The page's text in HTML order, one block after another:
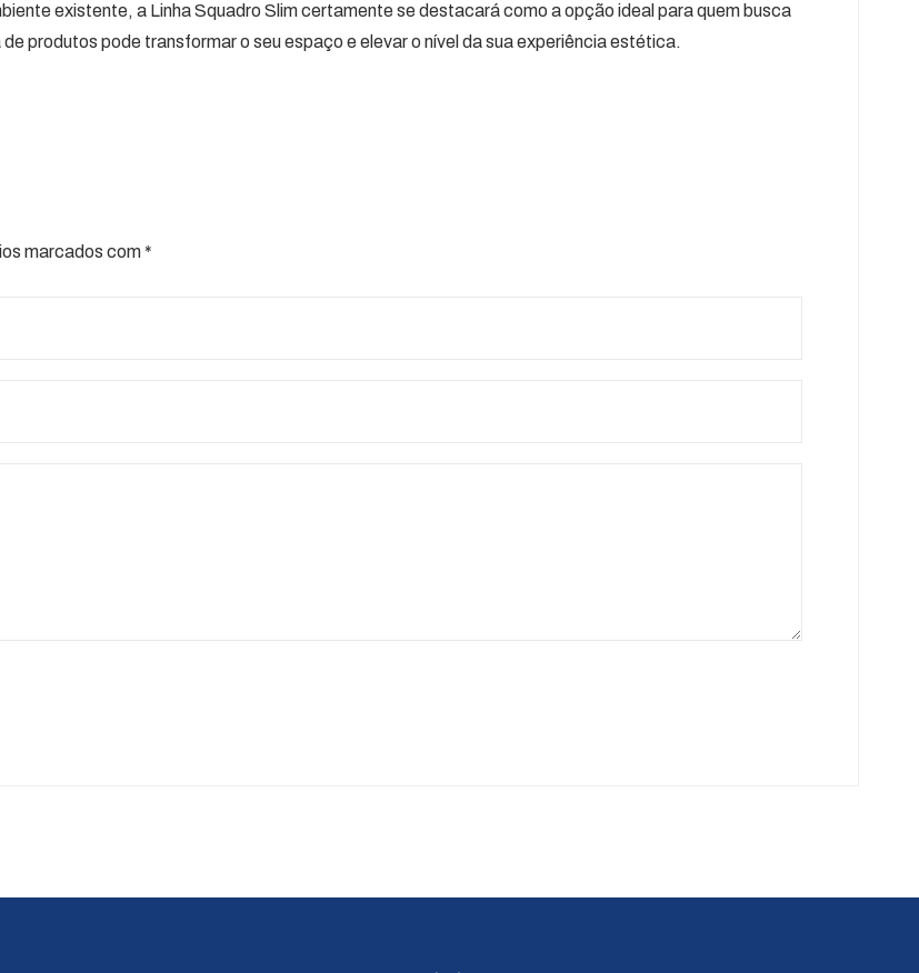
existente, a Linha Squadro Slim certamente se destacará como a opção ideal para quem busca
produtos pode transformar o seu espaço e elevar o nível da sua experiência estética.
marcados com *